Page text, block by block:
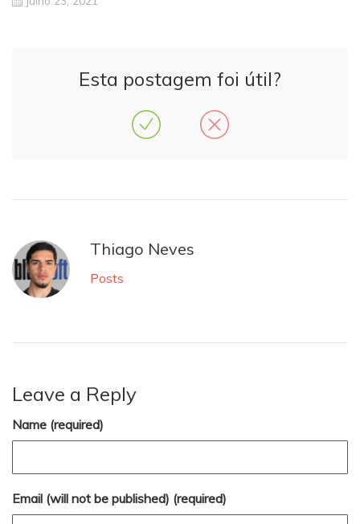
Esta postagem foi útil?
Thiago Neves
Posts
Leave a Reply
Name (required)
Email (will not be published) (required)